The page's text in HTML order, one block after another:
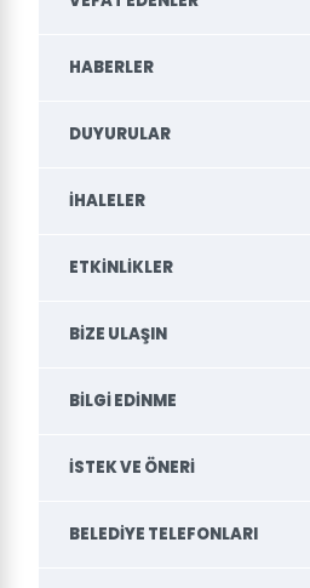
HABERLER
DUYURULAR
İHALELER
ETKINLIKLER
BIZE ULAŞIN
BILGI EDINME
İSTEK VE ÖNERI
BELEDİYE TELEFONLARI